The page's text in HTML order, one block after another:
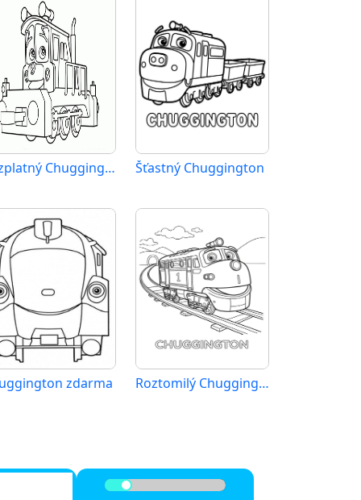
Bezplatný Chuggington k vytištění Šťastný Chuggington
zdarma Roztomilý Chuggington